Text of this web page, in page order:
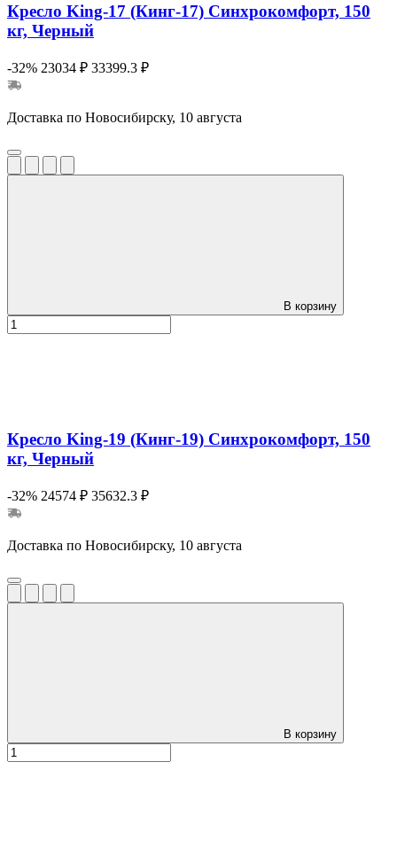
Кресло King-17 (Кинг-17) Синхрокомфорт, 150
кг, Черный
-32% 23034 ₽ 33399.3 ₽
Доставка по Новосибирску, 10 августа
В корзину
Кресло King-19 (Кинг-19) Синхрокомфорт, 150
кг, Черный
-32% 24574 ₽ 35632.3 ₽
Доставка по Новосибирску, 10 августа
В корзину